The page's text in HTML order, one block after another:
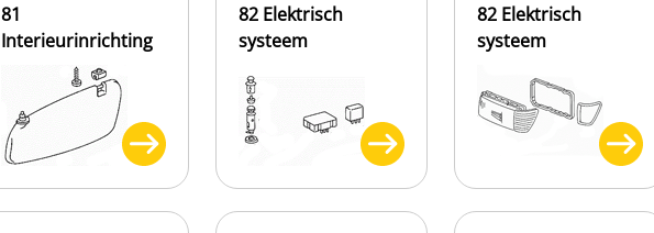
81
Interieurinrichting
82 Elektrisch
systeem
82 Elektrisch
systeem